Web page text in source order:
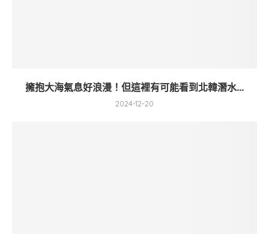
擁抱大海氣息好浪漫！但這裡有可能看到北韓潛水...
2024-12-20